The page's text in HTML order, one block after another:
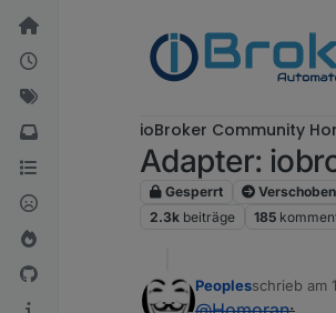
Weiter zum Inhalt
ioBroker Community
Adapter:
Gesperrt Verschoben
2.3k beiträge 185
Peoplesschrieb am
zuletzt